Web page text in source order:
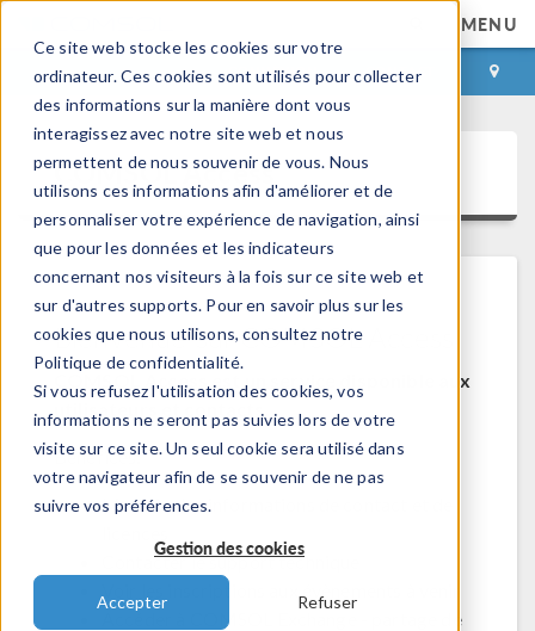
Ce site web stocke les cookies sur votre
ordinateur. Ces cookies sont utilisés pour collecter
des informations sur la manière dont vous
interagissez avec notre site web et nous
permettent de nous souvenir de vous. Nous
utilisons ces informations afin d'améliorer et de
personnaliser votre expérience de navigation, ainsi
que pour les données et les indicateurs
concernant nos visiteurs à la fois sur ce site web et
sur d'autres supports. Pour en savoir plus sur les
cookies que nous utilisons, consultez notre
Politique de confidentialité.
Si vous refusez l'utilisation des cookies, vos
informations ne seront pas suivies lors de votre
visite sur ce site. Un seul cookie sera utilisé dans
votre navigateur afin de se souvenir de ne pas
suivre vos préférences.
Gestion des cookies
Accepter Refuser
MENU
CONNEXION CONTACT
COMSOL Access
Bienvenue sur COMSOL Access
COMSOL Access est un service disponible aux
utilisateurs et contacts.
Bénéfices:
Modifier les informations de contact et de
Contacter le support technique
Voir les inscriptions aux évènements à venir
Accéder à COMSOL Exchange - partage de